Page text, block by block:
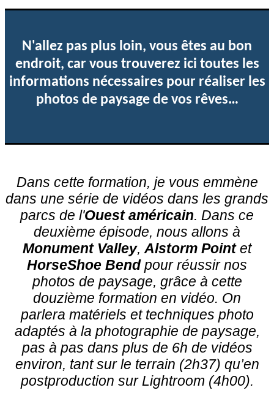
N'allez pas plus loin, vous êtes au bon
endroit, car vous trouverez ici toutes les
informations nécessaires pour réaliser les
photos de paysage de vos rêves…
Dans cette formation, je vous emmène
dans une série de vidéos dans les grands
parcs de l'Ouest américain. Dans ce
deuxième épisode, nous allons à
Monument Valley, Alstorm Pointet
HorseShoe Bendpour réussir nos
photos de paysage, grâce à cette
douzième formation en vidéo. On
parlera matériels et techniques photo
adaptés à la photographie de paysage,
pas à pas dans plus de 6h de vidéos
environ, tant sur le terrain (2h37) qu’en
postproduction sur Lightroom (4h00).